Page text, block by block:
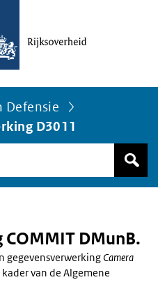
Defensie
D3011
COMMIT DMunB.
gegevensverwerking Camera
van de Algemene